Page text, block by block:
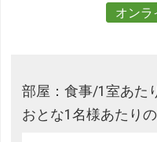
オンラ
部屋：食事/1室あた
おとな1名様あたり